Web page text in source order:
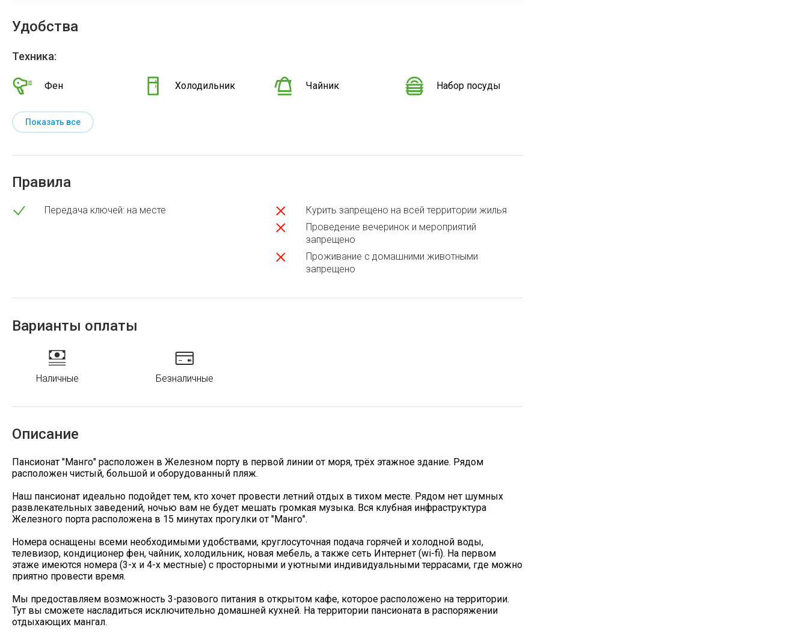
Удобства
Техника:
Фен Холодильник Чайник Набор посуды
Показать все
Правила
Передача ключей: на месте
Курить запрещено на всей территории жилья
Проведение вечеринок и мероприятий
запрещено
Проживание с домашними животными
запрещено
Варианты оплаты
Наличные Безналичные
Описание
Пансионат "Манго" расположен в Железном порту в первой линии от моря, трёх этажное здание. Рядом
расположен чистый, большой и оборудованный пляж.
Наш пансионат идеально подойдет тем, кто хочет провести летний отдых в тихом месте. Рядом нет шумных
развлекательных заведений, ночью вам не будет мешать громкая музыка. Вся клубная инфраструктура
Железного порта расположена в 15 минутах прогулки от "Манго".
Номера оснащены всеми необходимыми удобствами, круглосуточная подача горячей и холодной воды,
телевизор, кондиционер фен, чайник, холодильник, новая мебель, а также сеть Интернет (wi-fi). На первом
этаже имеются номера (3-х и 4-х местные) с просторными и уютными индивидуальными террасами, где можно
приятно провести время.
Мы предоставляем возможность 3-разового питания в открытом кафе, которое расположено на территории.
Тут вы сможете насладиться исключительно домашней кухней. На территории пансионата в распоряжении
отдыхающих мангал.